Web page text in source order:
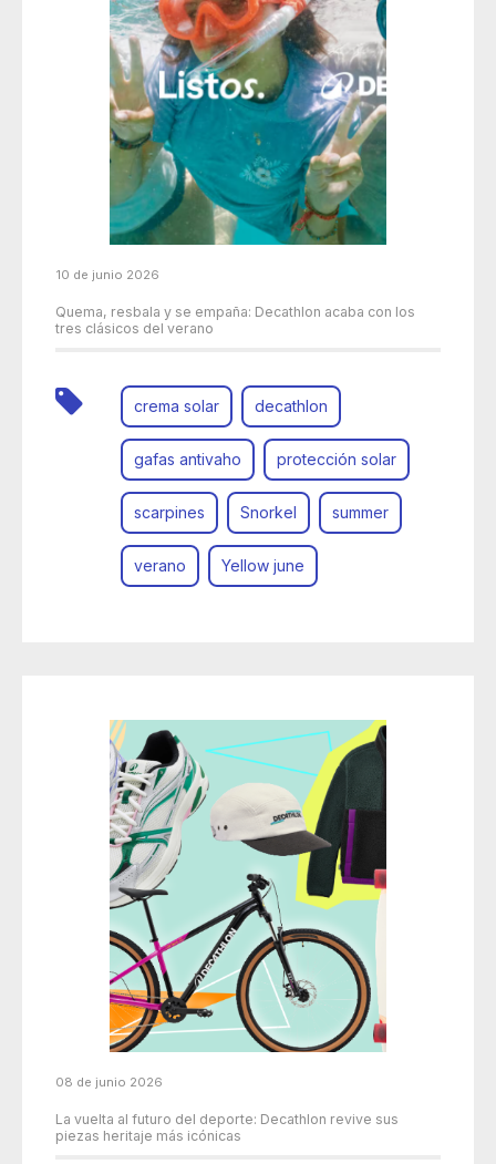
10 de junio 2026
Quema, resbala y se empaña: Decathlon acaba con los
tres clásicos del verano
crema solar decathlon
gafas antivaho protección solar
scarpines Snorkel summer
verano Yellow june
08 de junio 2026
La vuelta al futuro del deporte: Decathlon revive sus
piezas heritaje más icónicas